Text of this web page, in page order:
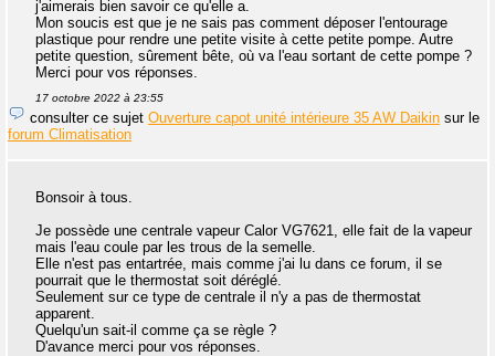
j'aimerais bien savoir ce qu'elle a.
Mon soucis est que je ne sais pas comment déposer l'entourage
plastique pour rendre une petite visite à cette petite pompe. Autre
petite question, sûrement bête, où va l'eau sortant de cette pompe ?
Merci pour vos réponses.
17 octobre 2022 à 23:55
consulter ce sujet Ouverture capot unité intérieure 35 AW Daikin sur le
forum Climatisation
Bonsoir à tous.
Je possède une centrale vapeur Calor VG7621, elle fait de la vapeur
mais l'eau coule par les trous de la semelle.
Elle n'est pas entartrée, mais comme j'ai lu dans ce forum, il se
pourrait que le thermostat soit déréglé.
Seulement sur ce type de centrale il n'y a pas de thermostat
apparent.
Quelqu'un sait-il comme ça se règle ?
D'avance merci pour vos réponses.